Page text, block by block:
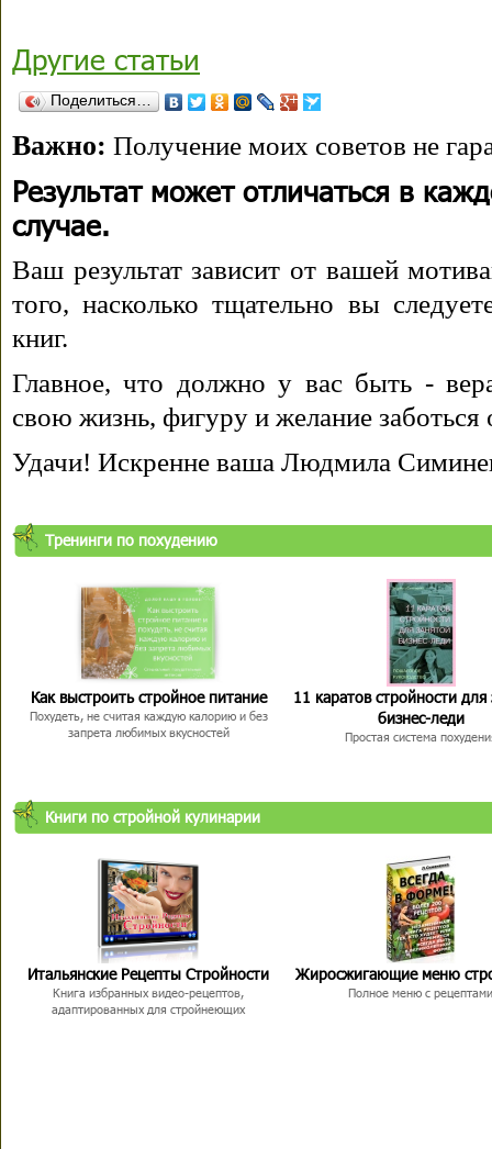
Другие статьи
Поделиться…
Важно: Получение моих советов не
Результат может отличаться в
случае.
Ваш результат зависит от вашей
того, насколько тщательно вы
книг.
Главное, что должно у вас быть -
свою жизнь, фигуру и желание заботься
Удачи! Искренне ваша Людмила
Тренинги по похудению
Как выстроить стройное питание
Похудеть, не считая каждую калорию и без
запрета любимых вкусностей
11 каратов стройности для
бизнес-леди
Простая система
Книги по стройной кулинарии
Итальянские Рецепты Стройности
Книга избранных видео-рецептов,
адаптированных для стройнеющих
Жиросжигающие меню
Полное меню с рецептами